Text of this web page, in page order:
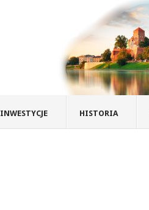
INWESTYCJE HISTORIA